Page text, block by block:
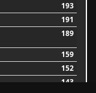
193
191
189
159
152
143